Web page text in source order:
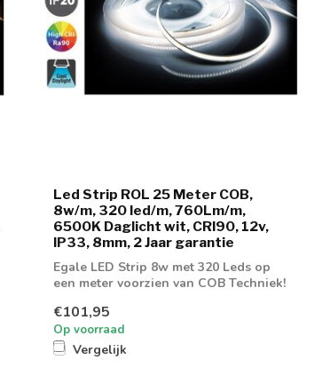
Led Strip ROL 25 Meter COB,
8w/m, 320 led/m, 760Lm/m,
6500K Daglicht wit, CRI90, 12v,
IP33, 8mm, 2 Jaar garantie
Egale LED Strip 8w met 320 Leds op
een meter voorzien van COB Techniek!
€101,95
Op voorraad
Vergelijk